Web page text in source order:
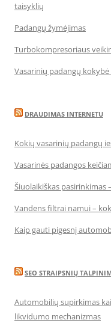
taisyklių
Padangų žymėjimas
Turbokompresoriaus
Vasarinių padangų
DRAUDIMAS INTERNETU
Kokių vasarinių padangų
Vasarinės padangos
Šiuolaikiškas pasirinkimas
Vandens filtrai namui –
Kaip gauti pigesnį
SEO STRAIPSNIŲ
Automobilių supirkimas
likvidumo mechanizmas